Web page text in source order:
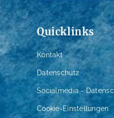
Quicklinks
Kontakt
Datenschutz
Socialmedia -
Cookie-Einstellungen